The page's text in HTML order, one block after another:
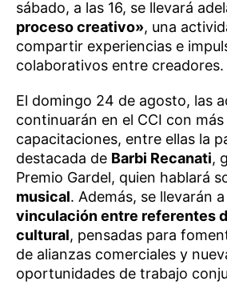
sábado, a las 16, se llevará
proceso creativo», una
compartir experiencias e
colaborativos entre creadores.
El domingo 24 de agosto, las
continuarán en el CCI con
capacitaciones, entre ellas la
destacada de Barbi Recanati,
Premio Gardel, quien hablará
musical. Además, se llevarán
vinculación entre referentes
cultural, pensadas para
de alianzas comerciales y
oportunidades de trabajo